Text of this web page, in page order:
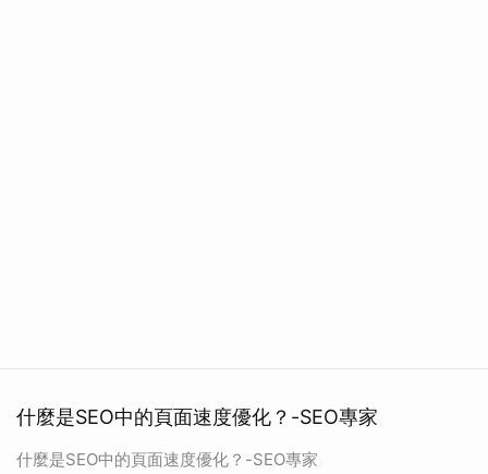
什麼是SEO中的頁面速度優化？-SEO專家
什麼是SEO中的頁面速度優化？-SEO專家